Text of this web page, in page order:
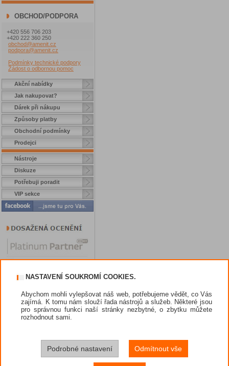
OBCHOD/PODPORA
+420 556 706 203
+420 222 360 250
obchod@amenit.cz
podpora@amenit.cz
Podmínky technické podpory
Žádost o odbornou pomoc
Akční nabídky
Jak nakupovat?
Dárek při nákupu
Způsoby platby
Obchodní podmínky
Prodejci
Nástroje
Diskuze
Potřebuji poradit
VIP sekce
NASTAVENÍ SOUKROMÍ COOKIES.
Abychom mohli vylepšovat náš web, potřebujeme vědět, co Vás
zajímá. K tomu nám slouží řada nástrojů a služeb. Některé jsou
pro správnou funkci naší stránky nezbytné, o zbytku můžete
rozhodnout sami.
Podrobné nastavení Odmítnout vše